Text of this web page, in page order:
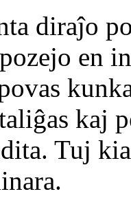
diraĵo
en
kaj
Tuj